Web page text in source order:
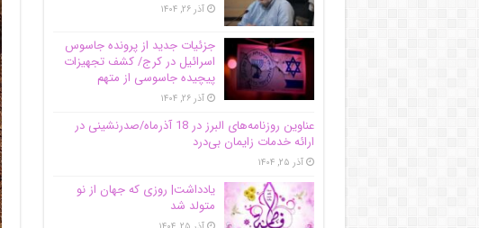
آذر ۲۶, ۱۴۰۴
جزئیات جدید از پرونده جاسوس
اسرائیل در کرج/‌ کشف تجهیزات
پیچیده جاسوسی از متهم
آذر ۲۶, ۱۴۰۴
عناوین روزنامه‌های البرز در ‌18 آذرماه/صدرنشینی در
ارائه خدمات زایمان بی‌درد
آذر ۲۵, ۱۴۰۴
یادداشت| روزی که جهان از نو
متولد شد